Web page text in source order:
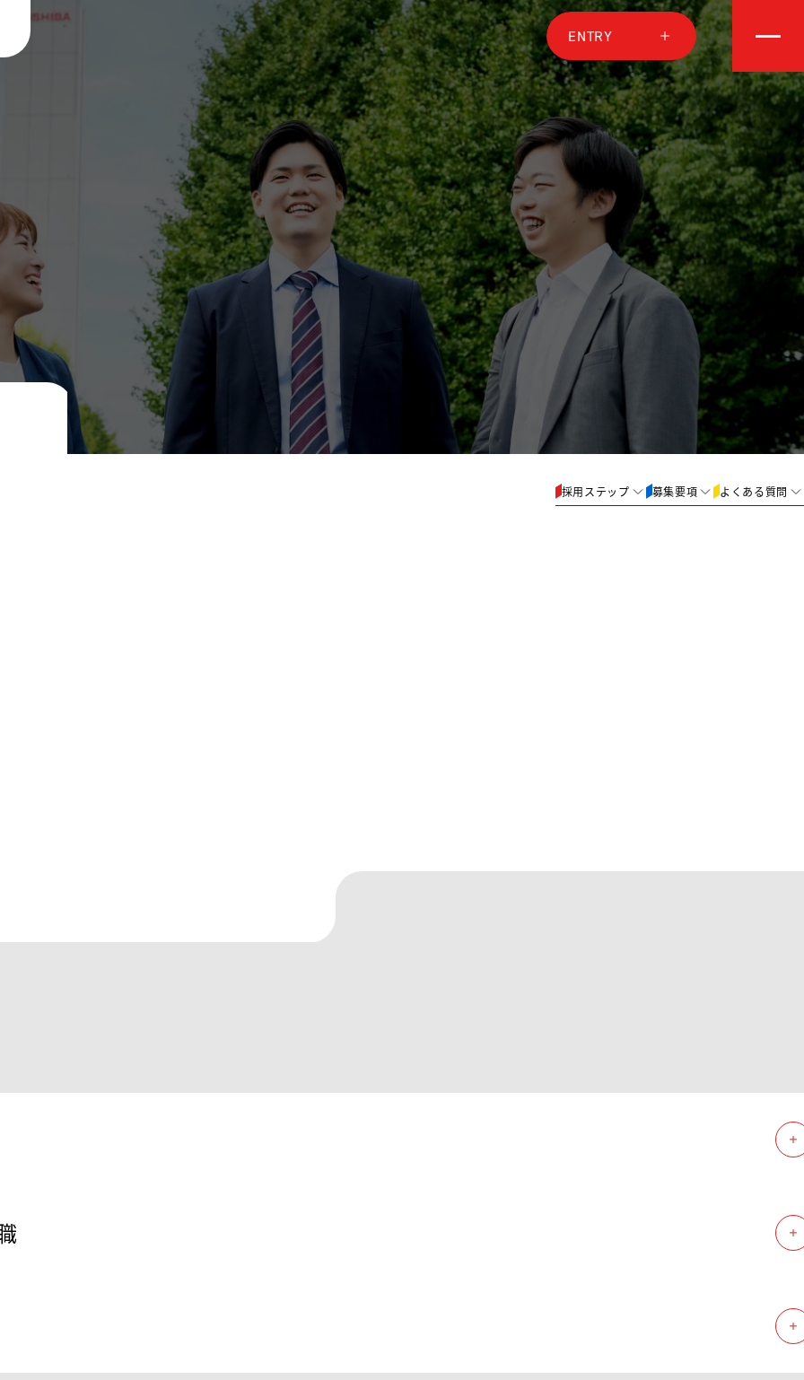
ENTRY
2027年卒
2028年卒
事業を知る
ビス体系
JOBS 職種を知る
総合職
管理・工事技術職
総合職
働く人を知る
プロジェクトを知る
スカイツリー®
シャイン60
COMPANY 会社を知る
採用担当メッセージ
福利厚生・勤務制度
会社概要
RECRUIT 採用情報
採用ステップ
よくある質問
採用ステップ 募集要項 よくある質問
職種を知る
プロジェクトを知る
働く人を知る